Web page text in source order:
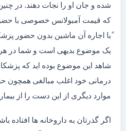
شده و جان او را نجات دهند. در
که قیمت آمبولانس خصوصی با
ًبا اجاره آن ماشین بدون حضور
یک موضوع بدیهی است و شما در
شاهد این موضوع بوده اید که
درمانی خود اغلب مبالغی همچون
موارد دیگری از این دست را از
اگر گذرتان به داروخانه ها افتاده